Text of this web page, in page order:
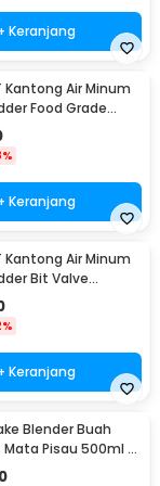
ini:
Whiskey Vintage
Keranjang
Kantong Air Minum
Food Grade
2L - SD16
Keranjang
Kantong Air Minum
Bit Valve
2L - SD16
Keranjang
Blender Buah
Mata Pisau 500ml -